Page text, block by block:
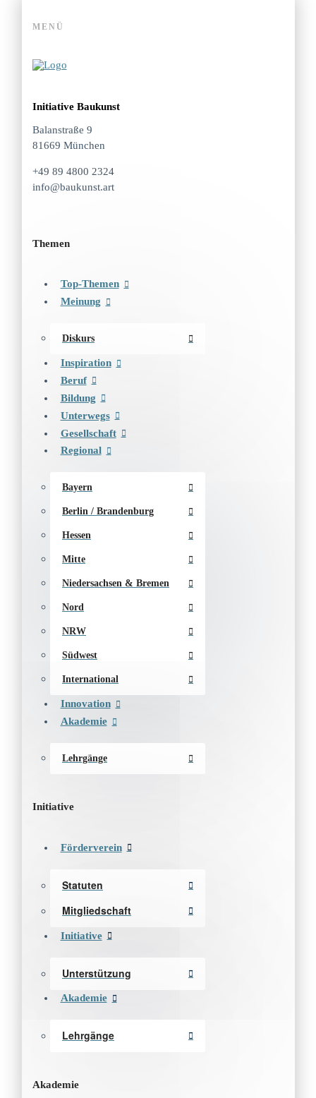
MENÜ
Initiative Baukunst
Balanstraße 9
81669 München
+49 89 4800 2324
info@baukunst.art
Themen
Top-Themen
Meinung
Diskurs
Inspiration
Beruf
Bildung
Unterwegs
Gesellschaft
Regional
Bayern
Berlin / Brandenburg
Hessen
Mitte
Niedersachsen & Bremen
Nord
NRW
Südwest
International
Innovation
Akademie
Lehrgänge
Initiative
Förderverein
Statuten
Mitgliedschaft
Initiative
Unterstützung
Akademie
Lehrgänge
Akademie